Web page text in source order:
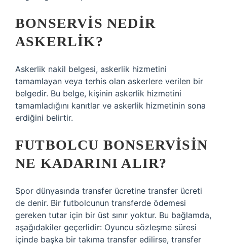
BONSERVIS NEDIR
ASKERLIK?
Askerlik nakil belgesi, askerlik hizmetini
tamamlayan veya terhis olan askerlere verilen bir
belgedir. Bu belge, kişinin askerlik hizmetini
tamamladığını kanıtlar ve askerlik hizmetinin sona
erdiğini belirtir.
FUTBOLCU BONSERVISIN
NE KADARINI ALIR?
Spor dünyasında transfer ücretine transfer ücreti
de denir. Bir futbolcunun transferde ödemesi
gereken tutar için bir üst sınır yoktur. Bu bağlamda,
aşağıdakiler geçerlidir: Oyuncu sözleşme süresi
içinde başka bir takıma transfer edilirse, transfer